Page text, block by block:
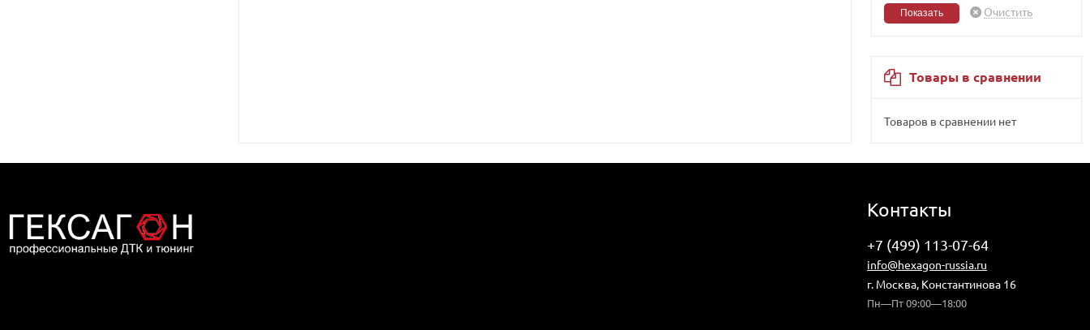
Очистить
Товары в сравнении
Товаров в сравнении нет
Контакты
+7 (499) 113-07-64
info@hexagon-russia.ru
г. Москва, Константинова 16
Пн—Пт 09:00—18:00